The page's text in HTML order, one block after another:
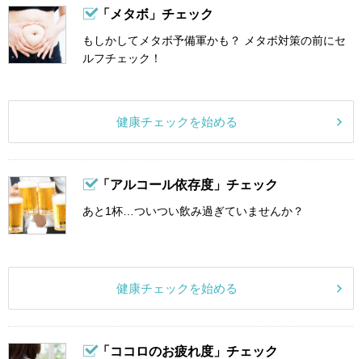
「メタボ」チェック
もしかしてメタボ予備軍かも？ メタボ対策の前にセ
ルフチェック！
健康チェックを始める
「アルコール依存度」チェック
あと1杯…ついつい飲み過ぎていませんか？
健康チェックを始める
「ココロのお疲れ度」チェック